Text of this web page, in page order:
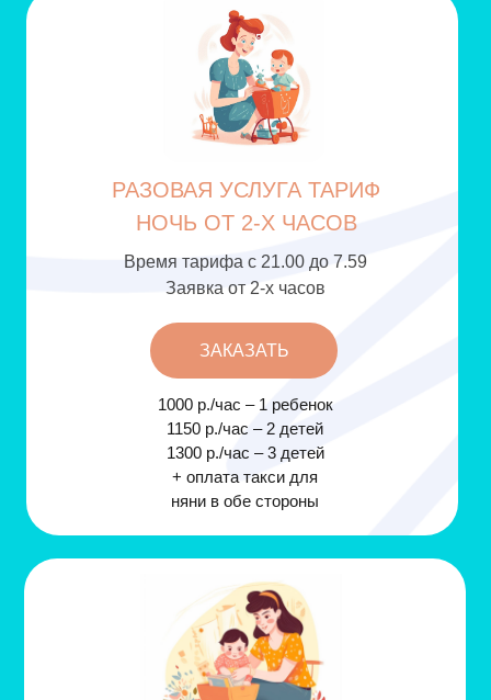
Время тарифа с 21.00 до 7.59
Заявка от 2-х часов
1000 р./час – 1 ребенок
1150 р./час – 2 детей
1300 р./час – 3 детей
+ оплата такси для
няни в обе стороны
РАЗОВАЯ УСЛУГА ТАРИФ
НОЧЬ ОТ 2-Х ЧАСОВ
ЗАКАЗАТЬ